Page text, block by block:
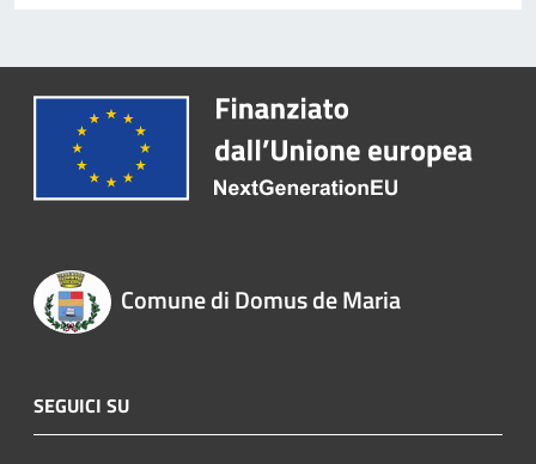
Comune di Domus de Maria
SEGUICI SU